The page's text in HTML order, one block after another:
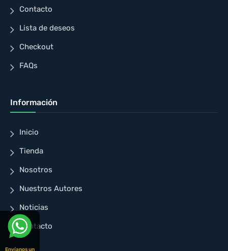
Contacto
Lista de deseos
Checkout
FAQs
Información
Inicio
Tienda
Nosotros
Nuestros Autores
Noticias
Contacto
Envíanos un